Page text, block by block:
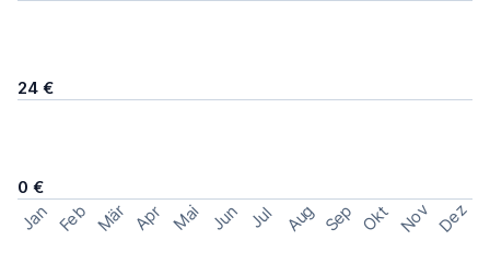
24 €
0 €
Jan Feb Mär Apr Mai Jun Jul Aug Sep Okt Nov Dez